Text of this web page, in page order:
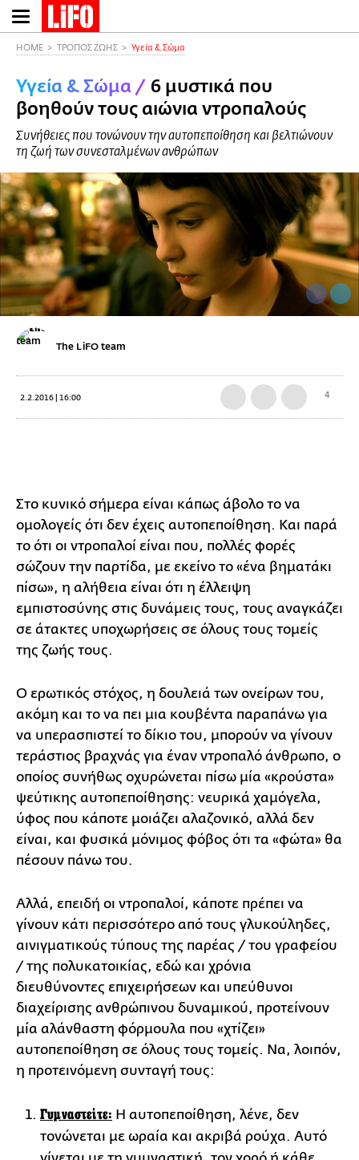
Παράκαμψη
προς
περιεχόμενο
HOME ΤΡΟΠΟΣ ΖΩΗΣ Υγεία & Σώμα
Υγεία & Σώμα / 6 μυστικά που
βοηθούν τους αιώνια ντροπαλούς
Συνήθειες που τονώνουν την αυτοπεποίθηση και βελτιώνουν
τη ζωή των συνεσταλμένων ανθρώπων
The LiFO team
2.2.2016 | 16:00 4
Στο κυνικό σήμερα είναι κάπως άβολο το να
ομολογείς ότι δεν έχεις αυτοπεποίθηση. Και παρά
το ότι οι ντροπαλοί είναι που, πολλές φορές
σώζουν την παρτίδα, με εκείνο το «ένα βηματάκι
πίσω», η αλήθεια είναι ότι η έλλειψη
εμπιστοσύνης στις δυνάμεις τους, τους αναγκάζει
σε άτακτες υποχωρήσεις σε όλους τους τομείς
της ζωής τους.
Ο ερωτικός στόχος, η δουλειά των ονείρων του,
ακόμη και το να πει μια κουβέντα παραπάνω για
να υπερασπιστεί το δίκιο του, μπορούν να γίνουν
τεράστιος βραχνάς για έναν ντροπαλό άνθρωπο, ο
οποίος συνήθως οχυρώνεται πίσω μία «κρούστα»
ψεύτικης αυτοπεποίθησης: νευρικά χαμόγελα,
ύφος που κάποτε μοιάζει αλαζονικό, αλλά δεν
είναι, και φυσικά μόνιμος φόβος ότι τα «φώτα» θα
πέσουν πάνω του.
Αλλά, επειδή οι ντροπαλοί, κάποτε πρέπει να
γίνουν κάτι περισσότερο από τους γλυκούληδες,
αινιγματικούς τύπους της παρέας / του γραφείου
/ της πολυκατοικίας, εδώ και χρόνια
διευθύνοντες επιχειρήσεων και υπεύθυνοι
διαχείρισης ανθρώπινου δυναμικού, προτείνουν
μία αλάνθαστη φόρμουλα που «χτίζει»
αυτοπεποίθηση σε όλους τους τομείς. Να, λοιπόν,
η προτεινόμενη συνταγή τους:
Γυμναστείτε: Η αυτοπεποίθηση, λένε, δεν
τονώνεται με ωραία και ακριβά ρούχα. Αυτό